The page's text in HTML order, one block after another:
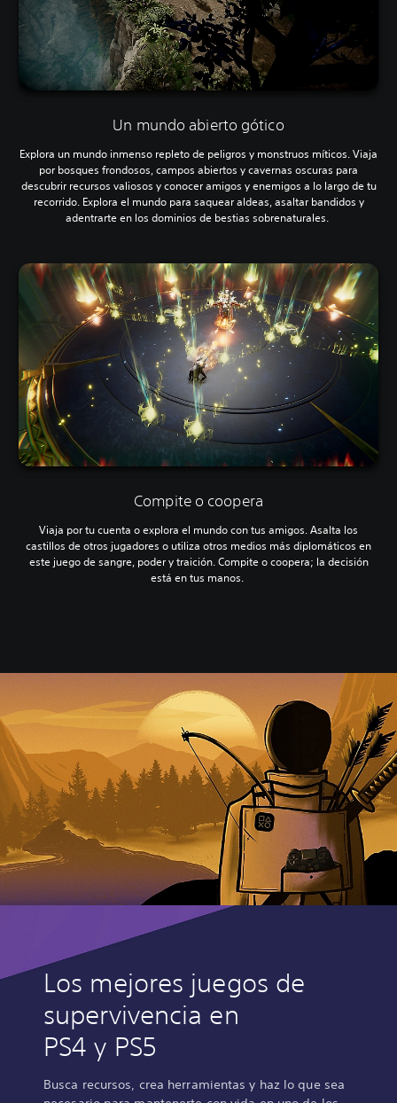
Un mundo abierto gótico
Explora un mundo inmenso repleto de peligros y monstruos míticos. Viaja
por bosques frondosos, campos abiertos y cavernas oscuras para
descubrir recursos valiosos y conocer amigos y enemigos a lo largo de tu
recorrido. Explora el mundo para saquear aldeas, asaltar bandidos y
adentrarte en los dominios de bestias sobrenaturales.
Compite o coopera
Viaja por tu cuenta o explora el mundo con tus amigos. Asalta los
castillos de otros jugadores o utiliza otros medios más diplomáticos en
este juego de sangre, poder y traición. Compite o coopera; la decisión
está en tus manos.
Los mejores juegos de
supervivencia en
PS4 y PS5
Busca recursos, crea herramientas y haz lo que sea